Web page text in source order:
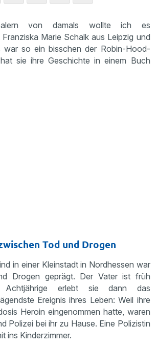
von damals wollte ich es
Franziska Marie Schalk aus Leipzig und
war so ein bisschen der Robin-Hood-
sie ihre Geschichte in einem Buch
Tod und Drogen
in einer Kleinstadt in Nordhessen war
Drogen geprägt. Der Vater ist früh
Achtjährige erlebt sie dann das
Ereignis ihres Leben: Weil ihre
Heroin eingenommen hatte, waren
Polizei bei ihr zu Hause. Eine Polizistin
ins Kinderzimmer.